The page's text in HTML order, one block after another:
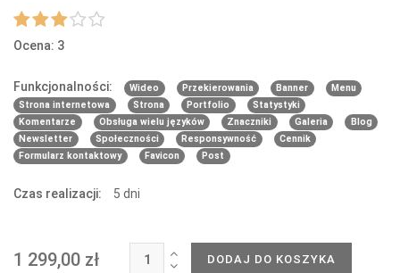
Ocena: 3
Funkcjonalności: Wideo Przekierowania Banner
Menu
Strona internetowa
Strona Portfolio
Statystyki
Komentarze
Obsługa wielu języków Znaczniki Galeria
Blog
Newsletter
Społeczności Responsywność
Cennik
Formularz kontaktowy
Favicon Post
Czas realizacji: 5 dni
1 299,00 zł DODAJ DO KOSZYKA